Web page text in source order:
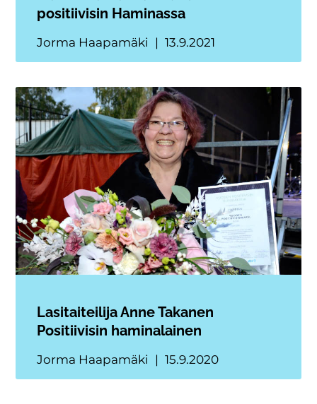
positiivisin Haminassa
Jorma Haapamäki 13.9.2021
Lasitaiteilija Anne Takanen
Positiivisin haminalainen
Jorma Haapamäki 15.9.2020